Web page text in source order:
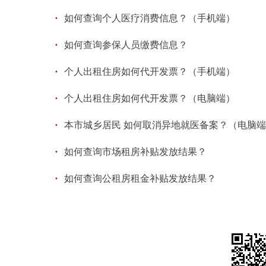
· 如何查询个人医疗消费信息？（手机端）
· 如何查询参保人员缴费信息？
· 个人出租住房如何代开发票？（手机端）
· 个人出租住房如何代开发票？（电脑端）
· 本市城乡居民 如何取消异地就医备案？（电脑
· 如何查询市场租房补贴发放结果？
· 如何查询公租房租金补贴发放结果？